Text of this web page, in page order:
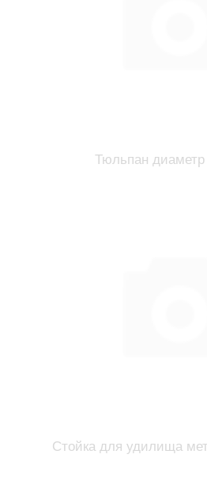
Тюльпан
Стойка для удилища